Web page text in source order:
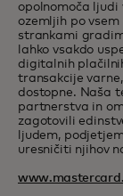
opolnomoča ljudi
ozemljih po
strankami
lahko vsakdo
digitalnih
transakcije
dostopne. Naša
partnerstva in
zagotovili
ljudem,
uresničiti njihov